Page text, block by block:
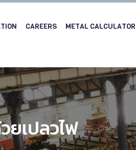
CAREERS
METAL CALCULATOR
ยเปลวไฟ